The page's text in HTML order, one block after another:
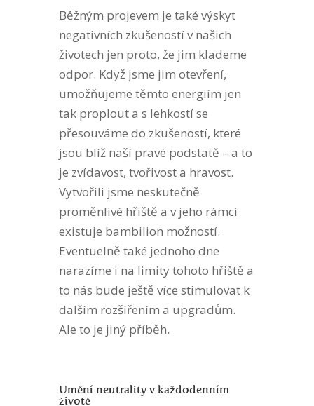
Běžným projevem je také výskyt
negativních zkušeností v našich
životech jen proto, že jim klademe
odpor. Když jsme jim otevření,
umožňujeme těmto energiím jen
tak proplout a s lehkostí se
přesouváme do zkušeností, které
jsou blíž naší pravé podstatě – a to
je zvídavost, tvořivost a hravost.
Vytvořili jsme neskutečně
proměnlivé hřiště a v jeho rámci
existuje bambilion možností.
Eventuelně také jednoho dne
narazíme i na limity tohoto hřiště a
to nás bude ještě více stimulovat k
dalším rozšířením a upgradům.
Ale to je jiný příběh.
Umění neutrality v každodenním
životě